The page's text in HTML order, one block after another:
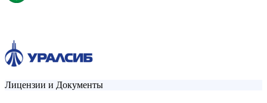
Лицензии и Документы